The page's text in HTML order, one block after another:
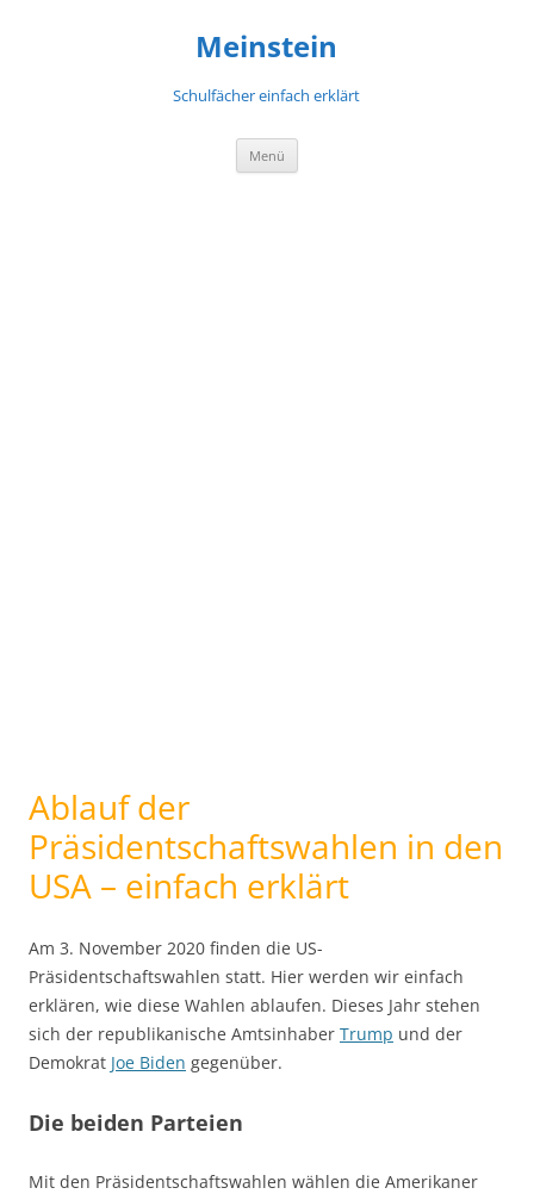
Meinstein
Schulfächer einfach erklärt
Menü
Ablauf der
Präsidentschaftswahlen in den
USA – einfach erklärt
Am 3. November 2020 finden die US-
Präsidentschaftswahlen statt. Hier werden wir einfach
erklären, wie diese Wahlen ablaufen. Dieses Jahr stehen
sich der republikanische Amtsinhaber Trump und der
Demokrat Joe Biden gegenüber.
Die beiden Parteien
Mit den Präsidentschaftswahlen wählen die Amerikaner